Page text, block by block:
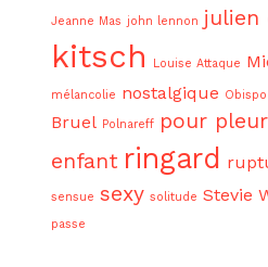
Jeanne Mas john lennon julien
kitsch Louise Attaque
mélancolie nostalgique Obispo
Bruel Polnareff pour
enfant ringard
sensue sexy solitude Stevie
passe